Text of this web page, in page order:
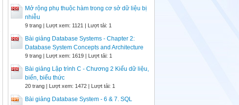
Mở rộng phụ thuộc hàm trong cơ sở dữ liệu bị
nhiễu
9 trang | Lượt xem: 1121 | Lượt tải: 1
Bài giảng Database Systems - Chapter 2:
Database System Concepts and Architecture
9 trang | Lượt xem: 1619 | Lượt tải: 1
Bài giảng Lập trình C - Chương 2 Kiểu dữ liệu,
biến, biểu thức
20 trang | Lượt xem: 1472 | Lượt tải: 1
Bài giảng Database System - 6 & 7. SQL